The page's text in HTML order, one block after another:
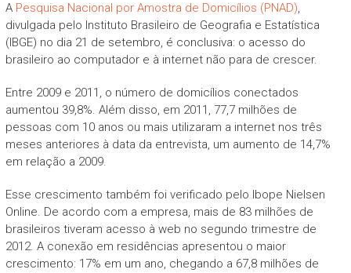
A Pesquisa Nacional por Amostra de Domicílios (PNAD),
divulgada pelo Instituto Brasileiro de Geografia e Estatística
(IBGE) no dia 21 de setembro, é conclusiva: o acesso do
brasileiro ao computador e à internet não para de crescer.
Entre 2009 e 2011, o número de domicílios conectados
aumentou 39,8%. Além disso, em 2011, 77,7 milhões de
pessoas com 10 anos ou mais utilizaram a internet nos três
meses anteriores à data da entrevista, um aumento de 14,7%
em relação a 2009.
Esse crescimento também foi verificado pelo Ibope Nielsen
Online. De acordo com a empresa, mais de 83 milhões de
brasileiros tiveram acesso à web no segundo trimestre de
2012. A conexão em residências apresentou o maior
crescimento: 17% em um ano, chegando a 67,8 milhões de